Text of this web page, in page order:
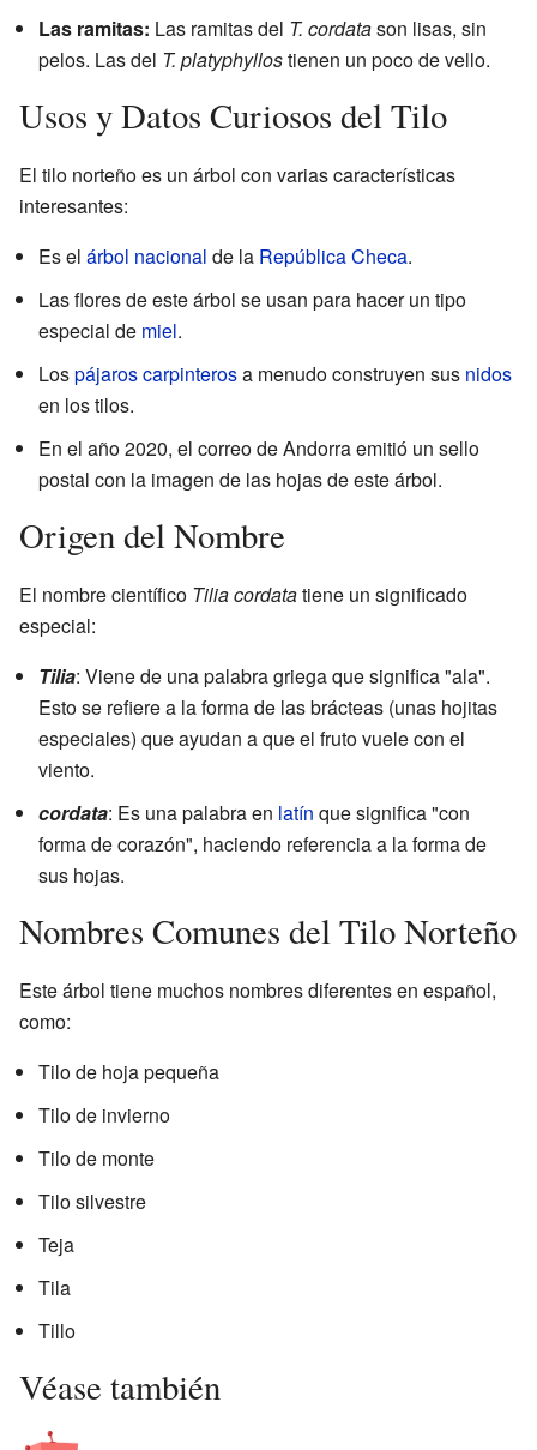
Las ramitas: Las ramitas del T. cordatason lisas, sin
pelos. Las del T. platyphyllostienen un poco de vello.
Usos y Datos Curiosos del Tilo
El tilo norteño es un árbol con varias características
interesantes:
Es el árbol nacional de la República Checa.
Las flores de este árbol se usan para hacer un tipo
especial de miel.
Lospájaros carpinterosa menudo construyen sus nidos
en los tilos.
En el año 2020, el correo de Andorra emitió un sello
postal con la imagen de las hojas de este árbol.
Origen del Nombre
El nombre científico Tilia cordatatiene un significado
especial:
Tilia: Viene de una palabra griega que significa "ala".
Esto se refiere a la forma de las brácteas (unas hojitas
especiales) que ayudan a que el fruto vuele con el
viento.
cordata: Es una palabra en latín que significa "con
forma de corazón", haciendo referencia a la forma de
sus hojas.
Nombres Comunes del Tilo Norteño
Este árbol tiene muchos nombres diferentes en español,
como:
Tilo de hoja pequeña
Tilo de invierno
Tilo de monte
Tilo silvestre
Teja
Tila
Tillo
Véase también